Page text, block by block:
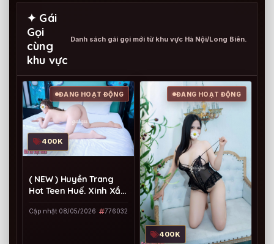
✦ Gái
Gọi
cùng
khu vực
Danh sách gái gọi mới từ khu vực Hà Nội/Long Biên.
ĐANG HOẠT ĐỘNG
400K
( NEW ) Huyền Trang
Hot Teen Huế. Xinh Xắn
Cập nhật 08/05/2026 776032
ĐANG HOẠT ĐỘNG
400K